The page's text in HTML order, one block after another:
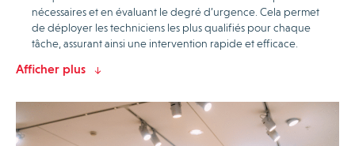
nécessaires et en évaluant le degré d’urgence. Cela permet
de déployer les techniciens les plus qualifiés pour chaque
tâche, assurant ainsi une intervention rapide et efficace.
Afficher plus